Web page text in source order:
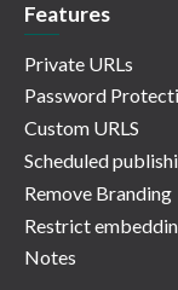
Features
Private URLs
Password
Custom URLS
Scheduled
Remove Branding
Restrict
Notes